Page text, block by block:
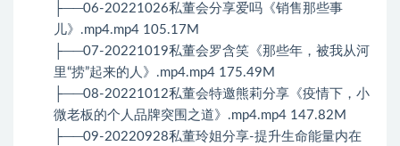
├──06-20221026私董会分享爱吗《销售那些事
儿》.mp4.mp4 105.17M
├──07-20221019私董会罗含笑《那些年，被我从河
里“捞”起来的人》.mp4.mp4 175.49M
├──08-20221012私董会特邀熊莉分享《疫情下，小
微老板的个人品牌突围之道》.mp4.mp4 147.82M
├──09-20220928私董玲姐分享-提升生命能量内在